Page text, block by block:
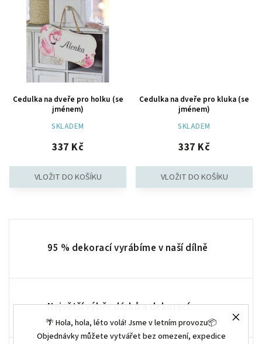
🌴 Hola, hola, léto volá! Jsme v letním provozu📦
Objednávky můžete vytvářet bez omezení, expedice
Cedulka na dveře pro holku (se
jménem)
SKLADEM
337 Kč
Cedulka na dveře pro kluka (se
jménem)
SKLADEM
337 Kč
95 % dekorací vyrábíme v naší dílně
Největší výběr dárků a dekorací